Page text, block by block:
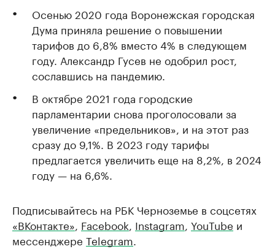
Осенью 2020 года Воронежская городская
Дума приняла решение о повышении
тарифов до 6,8% вместо 4% в следующем
году. Александр Гусев не одобрил рост,
сославшись на пандемию.
В октябре 2021 года городские
парламентарии снова проголосовали за
увеличение «предельников», и на этот раз
сразу до 9,1%. В 2023 году тарифы
предлагается увеличить еще на 8,2%, в 2024
году — на 6,6%.
Подписывайтесь на РБК Черноземье в соцсетях
«ВКонтакте», Facebook, Instagram, YouTube и
мессенджере Telegram.